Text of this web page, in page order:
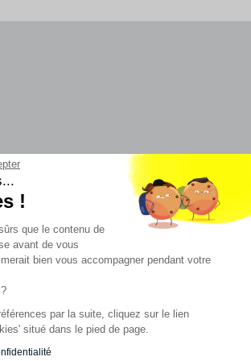
!
que le contenu de
avant de vous
bien vous accompagner pendant votre
par la suite, cliquez sur le lien
situé dans le pied de page.
à la newsletter
sur nos produits et les offres du